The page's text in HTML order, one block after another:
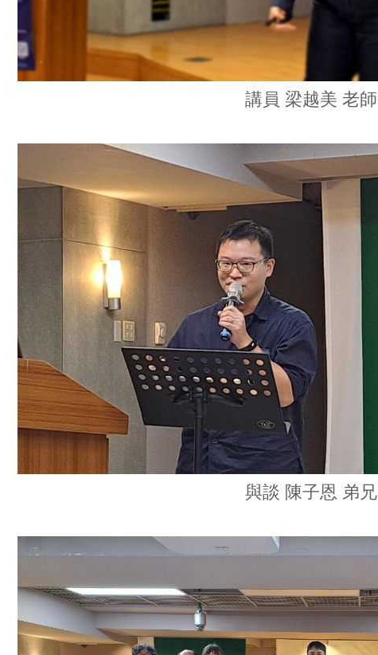
講員 梁越美 老師
與談 陳子恩 弟兄